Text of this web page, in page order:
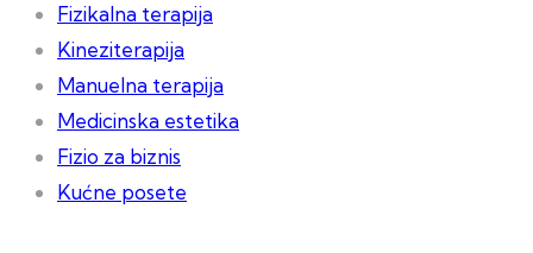
Fizikalna terapija
Kineziterapija
Manuelna terapija
Medicinska estetika
Fizio za biznis
Kućne posete